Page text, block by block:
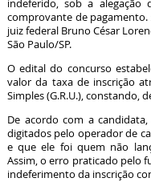
indeferido, sob a
comprovante de pagamento.
juiz federal Bruno César
São Paulo/SP.
O edital do concurso
valor da taxa de inscrição
Simples (G.R.U.), constando,
De acordo com a
digitados pelo operador de
e que ele foi quem não
Assim, o erro praticado pelo
indeferimento da inscrição